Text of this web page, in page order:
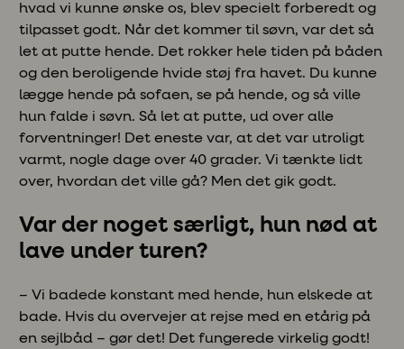
hvad vi kunne ønske os, blev specielt forberedt og
tilpasset godt. Når det kommer til søvn, var det så
let at putte hende. Det rokker hele tiden på båden
og den beroligende hvide støj fra havet. Du kunne
lægge hende på sofaen, se på hende, og så ville
hun falde i søvn. Så let at putte, ud over alle
forventninger! Det eneste var, at det var utroligt
varmt, nogle dage over 40 grader. Vi tænkte lidt
over, hvordan det ville gå? Men det gik godt.
Var der noget særligt, hun nød at
lave under turen?
– Vi badede konstant med hende, hun elskede at
bade. Hvis du overvejer at rejse med en etårig på
en sejlbåd – gør det! Det fungerede virkelig godt!